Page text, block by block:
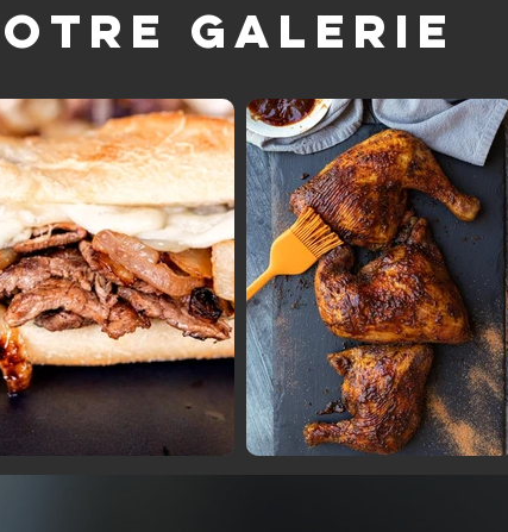
galerie